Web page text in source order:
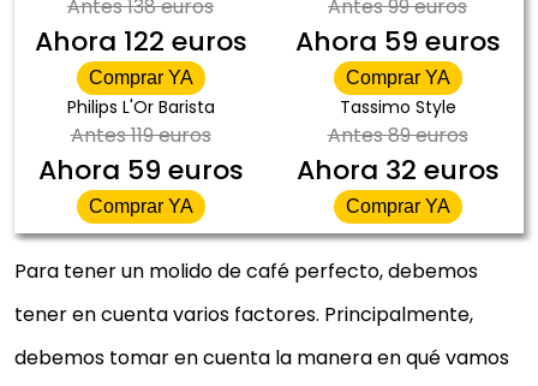
Antes138 euros
Ahora 122 euros
Comprar YA
Antes99 euros
Ahora 59 euros
Comprar YA
Philips L'Or Barista
Antes119 euros
Ahora 59 euros
Comprar YA
Tassimo Style
Antes89 euros
Ahora 32 euros
Comprar YA
Para tener un molido de café perfecto, debemos
tener en cuenta varios factores. Principalmente,
debemos tomar en cuenta la manera en qué vamos